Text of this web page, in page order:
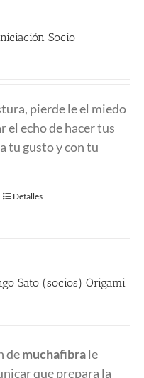
Socio
€.
pierde le el miedo
el echo de hacer tus
tu gusto y con tu
Detalles
Sato (socios) Origami
demuchafibrale
que prepara la